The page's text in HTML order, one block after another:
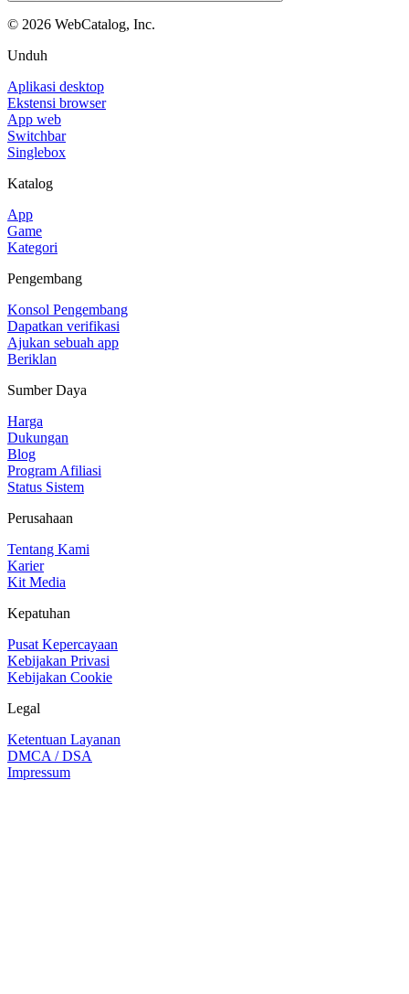
© 2026 WebCatalog, Inc.
Unduh
Aplikasi desktop
Ekstensi browser
App web
Switchbar
Singlebox
Katalog
App
Game
Kategori
Pengembang
Konsol Pengembang
Dapatkan verifikasi
Ajukan sebuah app
Beriklan
Sumber Daya
Harga
Dukungan
Blog
Program Afiliasi
Status Sistem
Perusahaan
Tentang Kami
Karier
Kit Media
Kepatuhan
Pusat Kepercayaan
Kebijakan Privasi
Kebijakan Cookie
Legal
Ketentuan Layanan
DMCA / DSA
Impressum